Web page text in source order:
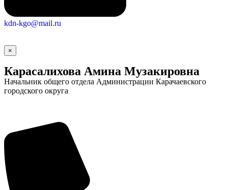
видеоролики
kdn-kgo@mail.ru
×
Карасалихова Амина Музакировна
Начальник общего отдела Администрации Карачаевского
городского округа